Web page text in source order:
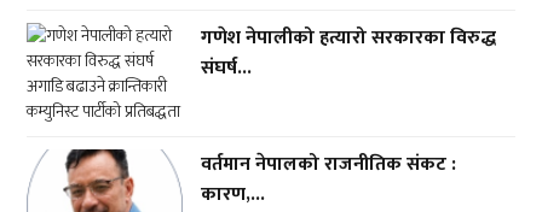
गणेश नेपालीको हत्यारो सरकारका विरुद्ध
संघर्ष...
वर्तमान नेपालको राजनीतिक संकट :
कारण,...